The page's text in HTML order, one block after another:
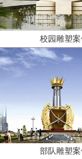
校园雕塑案
部队雕塑案